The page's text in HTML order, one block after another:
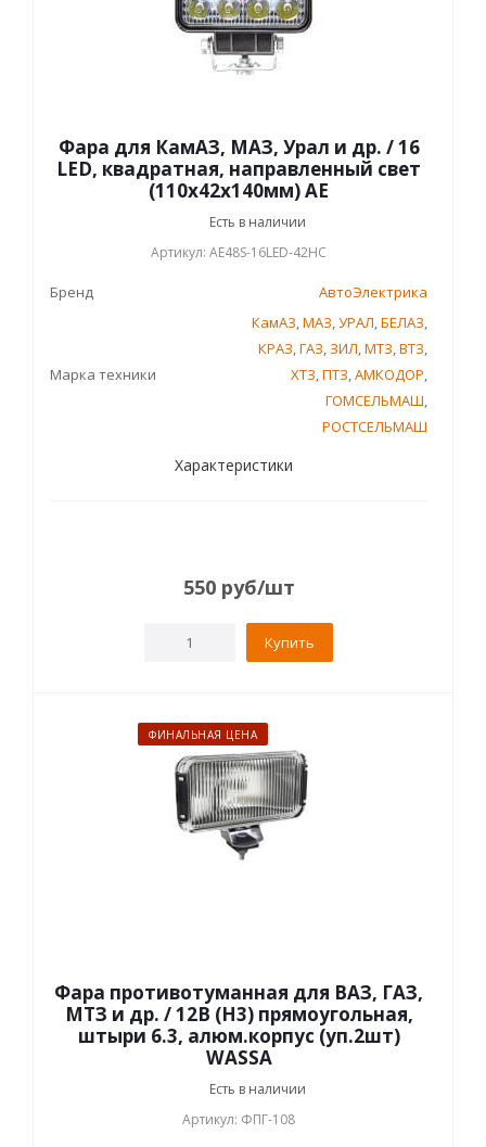
Фара для КамАЗ, МАЗ, Урал и др. / 16
LED, квадратная, направленный свет
(110х42х140мм) АЕ
Есть в наличии
Артикул: AE48S-16LED-42HC
Бренд АвтоЭлектрика
Марка техники
КамАЗ,МАЗ,УРАЛ,БЕЛАЗ,
КРАЗ,ГАЗ, ЗИЛ,МТЗ,ВТЗ,
ХТЗ,ПТЗ,АМКОДОР,
ГОМСЕЛЬМАШ,
РОСТСЕЛЬМАШ
Характеристики
550 руб/шт
Купить
ФИНАЛЬНАЯ ЦЕНА
Фара противотуманная для ВАЗ, ГАЗ,
МТЗ и др. / 12В (H3) прямоугольная,
штыри 6.3, алюм.корпус (уп.2шт)
WASSA
Есть в наличии
Артикул: ФПГ-108